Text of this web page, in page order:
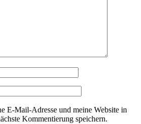
E-Mail-Adresse und meine Website in
Kommentierung speichern.